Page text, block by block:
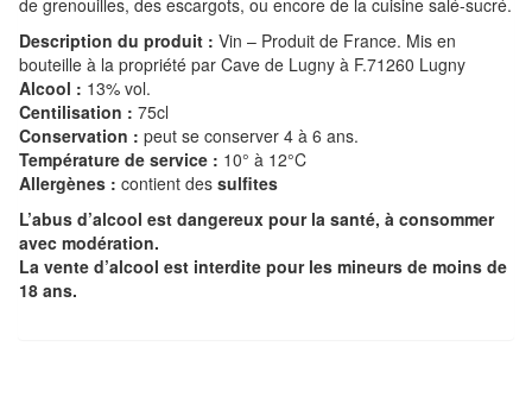
Description du produit : Vin – Produit de France. Mis en
bouteille à la propriété par Cave de Lugny à F.71260 Lugny
Alcool : 13% vol.
Centilisation : 75cl
Conservation : peut se conserver 4 à 6 ans.
Température de service : 10° à 12°C
Allergènes : contient des sulfites
L’abus d’alcool est dangereux pour la santé, à consommer
avec modération.
La vente d’alcool est interdite pour les mineurs de moins de
18 ans.